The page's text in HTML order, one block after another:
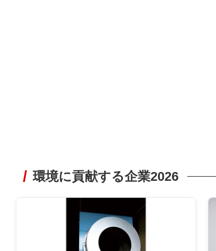
環境に貢献する企業2026